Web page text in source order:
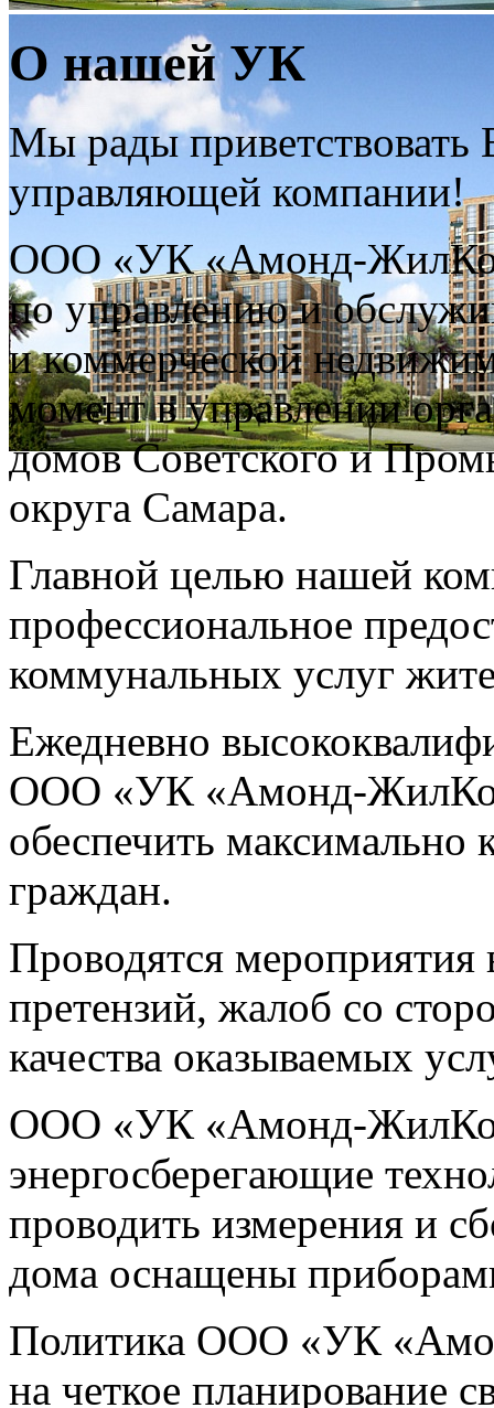
О нашей УК
Мы рады приветствовать
управляющей компании!
ООО «УК «Амонд-
по управлению и
и коммерческой
момент в управлении
домов Советского и
округа Самара.
Главной целью нашей
профессиональное
коммунальных услуг
Ежедневно
ООО «УК «Амонд-
обеспечить
граждан.
Проводятся мероприятия
претензий, жалоб со
качества оказываемых
ООО «УК «Амонд-
энергосберегающие
проводить измерения и
дома оснащены
Политика ООО «УК
на четкое планирование